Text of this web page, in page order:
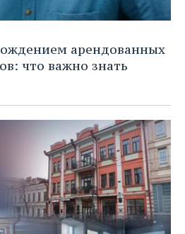
арендованных
что важно знать